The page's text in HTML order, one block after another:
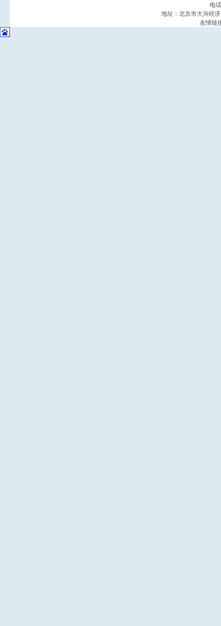
电
地址：北京市大兴经
友情链